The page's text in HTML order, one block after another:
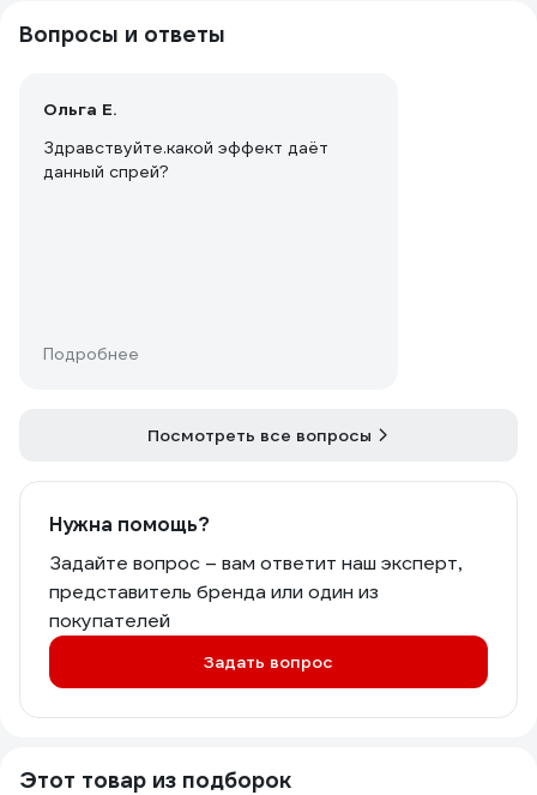
Вопросы и ответы
Ольга Е.
Здравствуйте.какой эффект даёт
данный спрей?
Подробнее
Посмотреть все вопросы
Нужна помощь?
Задайте вопрос – вам ответит наш эксперт,
представитель бренда или один из
покупателей
Задать вопрос
Этот товар из подборок